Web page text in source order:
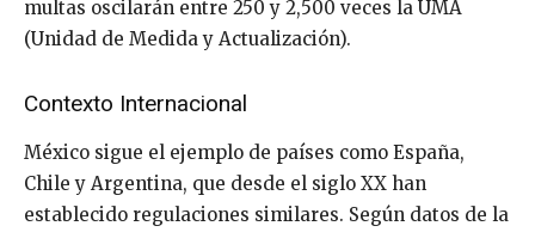
multas oscilarán entre 250 y 2,500 veces la UMA
(Unidad de Medida y Actualización).
Contexto Internacional
México sigue el ejemplo de países como España,
Chile y Argentina, que desde el siglo XX han
establecido regulaciones similares. Según datos de la